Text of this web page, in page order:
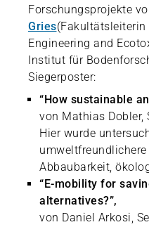
Forschungsprojekte
Gries(Fakultätsleiterin
Engineering and
Institut für
Siegerposter:
“How sustainable
von Mathias Dobler,
Hier wurde
Abbaubarkeit,
“E-mobility for
alternatives?”,
von Daniel Arkosi,